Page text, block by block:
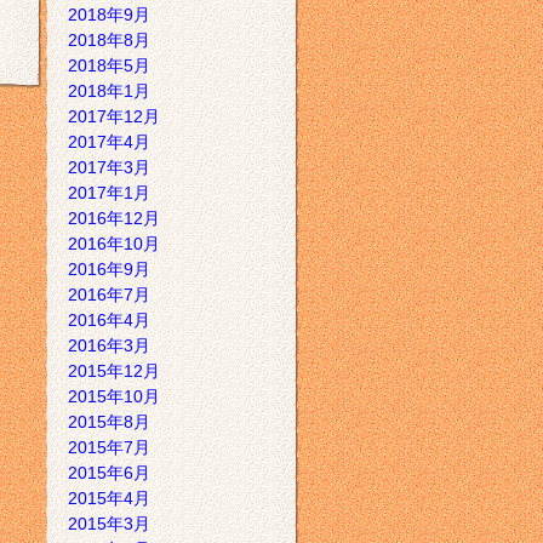
2018年9月
2018年8月
2018年5月
2018年1月
2017年12月
2017年4月
2017年3月
2017年1月
2016年12月
2016年10月
2016年9月
2016年7月
2016年4月
2016年3月
2015年12月
2015年10月
2015年8月
2015年7月
2015年6月
2015年4月
2015年3月